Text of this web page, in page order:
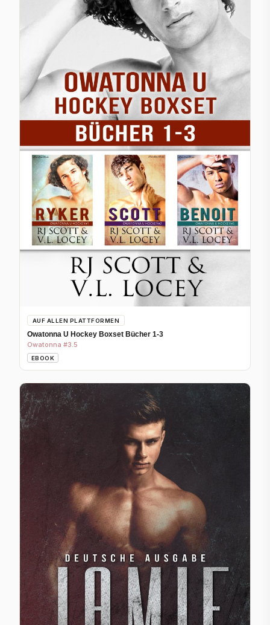
AUF ALLEN PLATTFORMEN
Owatonna U Hockey Boxset Bücher 1-3
Owatonna #3.5
EBOOK